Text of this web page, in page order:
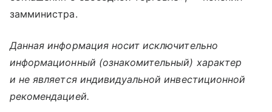
замминистра.
Данная информация носит исключительно
информационный (ознакомительный) характер
и не является индивидуальной инвестиционной
рекомендацией.